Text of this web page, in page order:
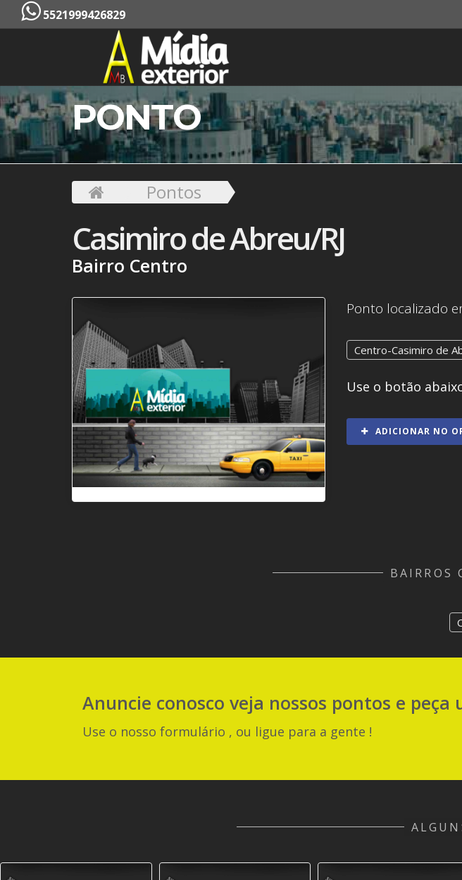
5521999426829
PONTO
Pontos
Casimiro de Abreu/RJ
Bairro Centro
Ponto localizado
Centro-Casimiro de
Use o botão
ADICIONAR NO
BAIRROS
Anuncie conosco veja nossos pontos e peça
Use o nosso formulário , ou ligue para a gente !